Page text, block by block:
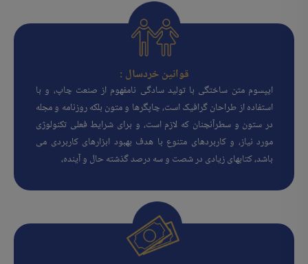
قوانین خردسال :
ایپسوم متن ساختگی با تولید سادگی نامفهوم از صنعت چاپ، و با
استفاده از طراحان گرافیک است، چاپگرها و متون بلکه روزنامه و مجله
در ستون و سطرآنچنان که لازم است، و برای شرایط فعلی تکنولوژی
مورد نیاز، و کاربردهای متنوع با هدف بهبود ابزارهای کاربردی می
باشد، کتابهای زیادی در شصت و سه درصد گذشته حال و آینده،